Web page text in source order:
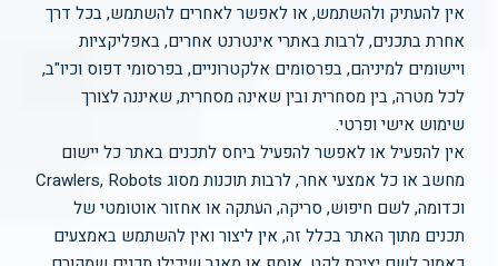
אין להעתיק ולהשתמש, או לאפשר לאחרים להשתמש, בכל דרך
אחרת בתכנים, לרבות באתרי אינטרנט אחרים, באפליקציות
ויישומים למיניהם, בפרסומים אלקטרוניים, בפרסומי דפוס וכיו"ב,
לכל מטרה, בין מסחרית ובין שאינה מסחרית, שאיננה לצורך
שימוש אישי ופרטי.
אין להפעיל או לאפשר להפעיל ביחס לתכנים באתר כל יישום
מחשב או כל אמצעי אחר, לרבות תוכנות מסוג Crawlers, Robots
וכדומה, לשם חיפוש, סריקה, העתקה או אחזור אוטומטי של
תכנים מתוך האתר בכלל זה, אין ליצור ואין להשתמש באמצעים